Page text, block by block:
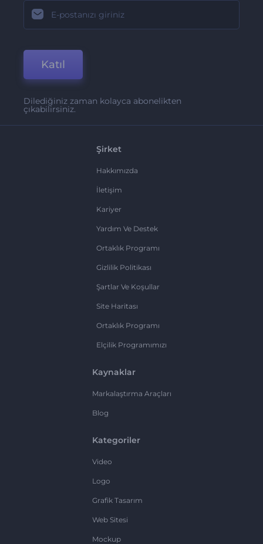
Katıl
Dilediğiniz zaman kolayca abonelikten
çıkabilirsiniz.
Şirket
Hakkımızda
İletişim
Kariyer
Yardım Ve Destek
Ortaklık Programı
Gizlilik Politikası
Şartlar Ve Koşullar
Site Haritası
Ortaklık Programı
Elçilik Programımızı
Kaynaklar
Markalaştırma Araçları
Blog
Kategoriler
Video
Logo
Grafik Tasarım
Web Sitesi
Mockup